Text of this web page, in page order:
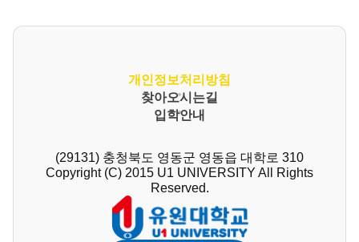
개인정보처리방침
찾아오시는길
입학안내
(29131) 충청북도 영동군 영동읍 대학로 310
Copyright (C) 2015 U1 UNIVERSITY All Rights
Reserved.